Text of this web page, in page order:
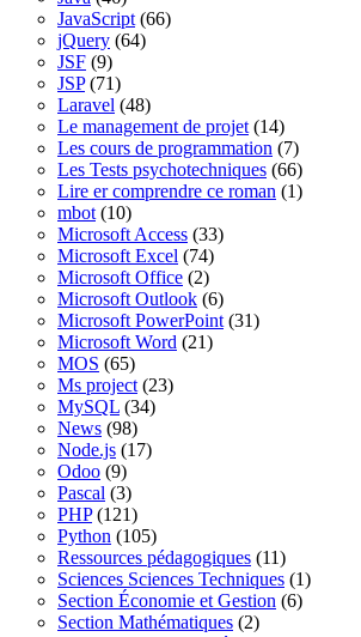
JavaScript (66)
jQuery (64)
JSF (9)
JSP(71)
Laravel (48)
Le management de projet (14)
Les cours de programmation (7)
Les Tests psychotechniques (66)
Lire er comprendre ce roman (1)
mbot (10)
Microsoft Access (33)
Microsoft Excel (74)
Microsoft Office (2)
Microsoft Outlook (6)
Microsoft PowerPoint (31)
Microsoft Word (21)
MOS (65)
Ms project (23)
MySQL (34)
News (98)
Node.js (17)
Odoo (9)
Pascal (3)
PHP(121)
Python (105)
Ressources pédagogiques (11)
Sciences Sciences Techniques (1)
Section Économie et Gestion (6)
Section Mathématiques (2)